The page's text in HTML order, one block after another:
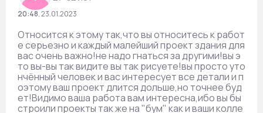
20:48,23.01.2023
Относится к этому так,что вы относитесь к работ
е серьезно и каждый малейший проект здания для
вас очень важно!не надо гнаться за другими!вы э
то вы-вы так видите вы так рисуете!вы просто уто
нчённый человек и вас интересует все детали и п
оэтому ваш проект длится дольше,но точнее буд
ет!Видимо ваша работа вам интересна,ибо вы бы
строили проекты так же на "бум" как и ваши колле